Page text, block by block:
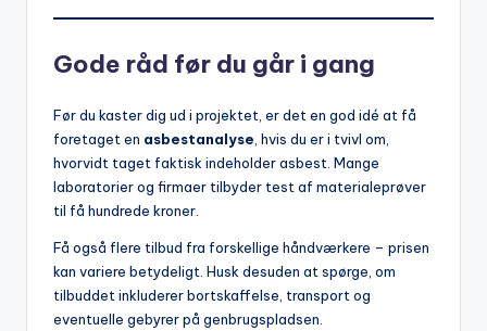
Gode råd før du går i gang
Før du kaster dig ud i projektet, er det en god idé at få
foretaget en asbestanalyse , hvis du er i tvivl om,
hvorvidt taget faktisk indeholder asbest. Mange
laboratorier og firmaer tilbyder test af materialeprøver
til få hundrede kroner.
Få også flere tilbud fra forskellige håndværkere – prisen
kan variere betydeligt. Husk desuden at spørge, om
tilbuddet inkluderer bortskaffelse, transport og
eventuelle gebyrer på genbrugspladsen.